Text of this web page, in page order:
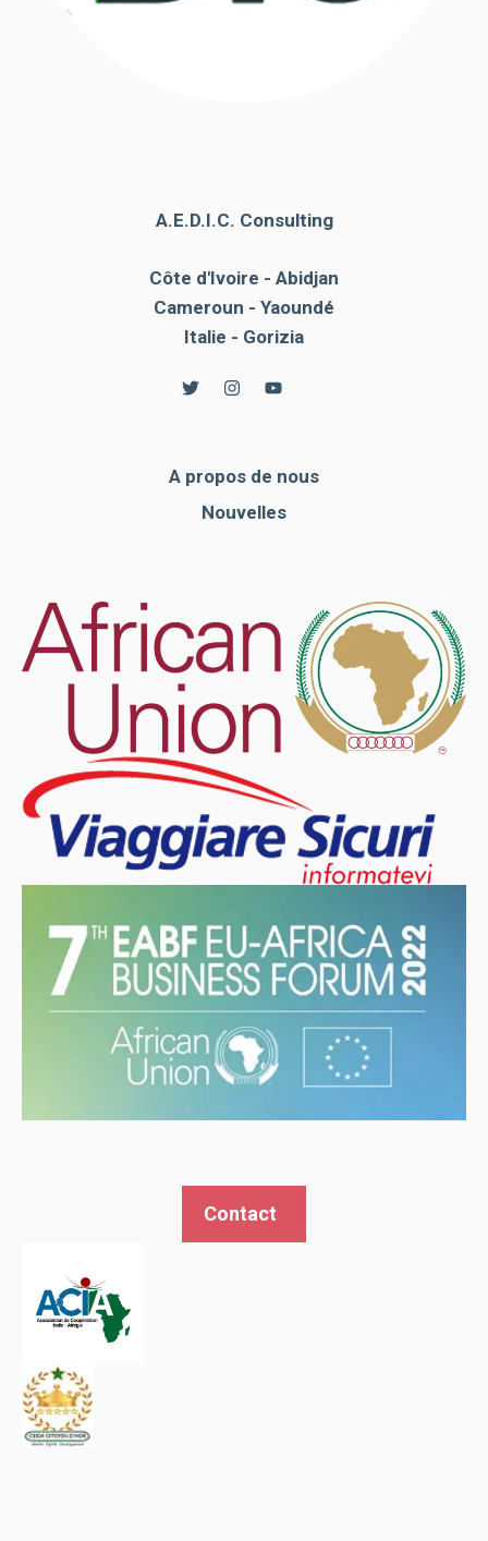
A.E.D.I.C. Consulting
Côte d'Ivoire - Abidjan
Cameroun - Yaoundé
Italie - Gorizia
A propos de nous
Nouvelles
Contact